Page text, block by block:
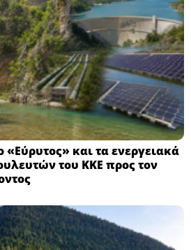
«Εύρυτος» και τα ενεργειακά
του ΚΚΕ προς τον